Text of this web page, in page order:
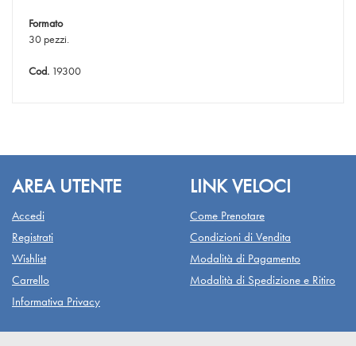
Formato
30 pezzi.
Cod. 19300
AREA UTENTE
Accedi
Registrati
Wishlist
Carrello
Informativa Privacy
LINK VELOCI
Come Prenotare
Condizioni di Vendita
Modalità di Pagamento
Modalità di Spedizione e Ritiro